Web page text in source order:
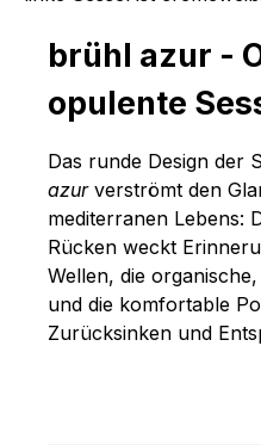
brühl azur -
opulente
Das runde Design der
azurverströmt den
mediterranen Lebens:
Rücken weckt
Wellen, die
und die komfortable
Zurücksinken und